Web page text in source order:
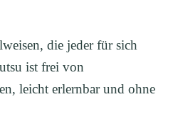
die jeder für sich
ist frei von
leicht erlernbar und ohne